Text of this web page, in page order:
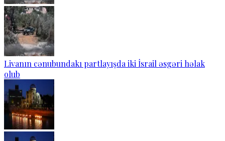
Livanın cənubundakı partlayışda iki İsrail əsgəri həlak
olub